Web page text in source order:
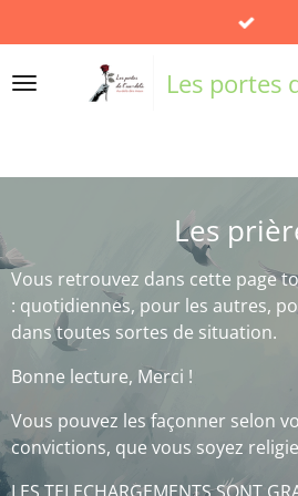
au
contenu
Les portes
Les
Vous retrouvez dans cette page
: quotidiennes, pour les autres,
dans toutes sortes de situation.
Bonne lecture, Merci !
Vous pouvez les façonner selon
convictions, que vous soyez